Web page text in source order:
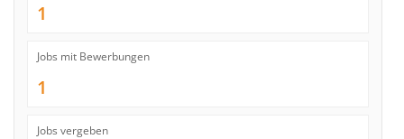
1
Jobs mit Bewerbungen
1
Jobs vergeben